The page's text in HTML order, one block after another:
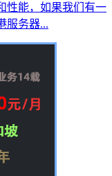
性能，如果我们有一
服务器...